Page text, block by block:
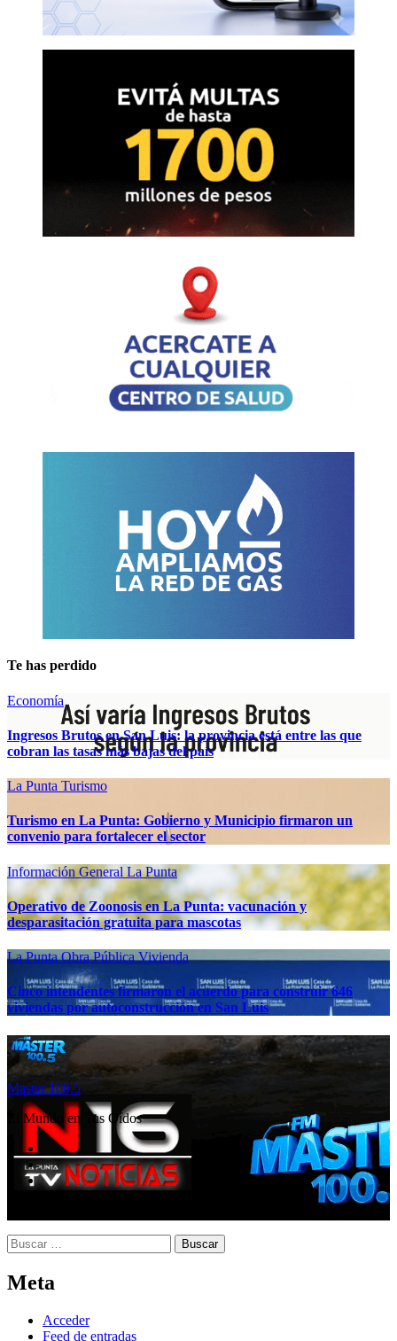
Te has perdido
Economía
Ingresos Brutos en San Luis: la provincia está entre las que
cobran las tasas más bajas del país
La Punta Turismo
Turismo en La Punta: Gobierno y Municipio firmaron un
convenio para fortalecer el sector
Información GeneralLa Punta
Operativo de Zoonosis en La Punta: vacunación y
desparasitación gratuita para mascotas
La PuntaObra PúblicaVivienda
Cinco intendentes firmaron el acuerdo para construir 646
viviendas por autoconstrucción en San Luis
Master 100.5
El Mundo en Tus Oídos
Buscar:
Meta
Acceder
Feed de entradas